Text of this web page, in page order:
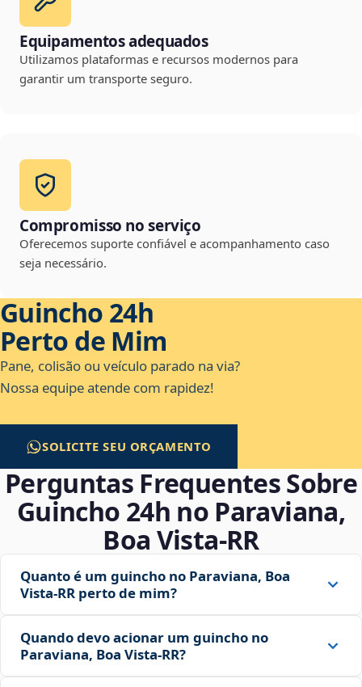
Equipamentos adequados
Utilizamos plataformas e recursos modernos para
garantir um transporte seguro.
Compromisso no serviço
Oferecemos suporte confiável e acompanhamento caso
seja necessário.
Guincho 24h
Perto de Mim
Pane, colisão ou veículo parado na via?
Nossa equipe atende com rapidez!
SOLICITE SEU ORÇAMENTO
Perguntas Frequentes Sobre
Guincho 24h no Paraviana,
Boa Vista‑RR
Quanto é um guincho no Paraviana, Boa
Vista‑RR perto de mim?
Quando devo acionar um guincho no
Paraviana, Boa Vista‑RR?